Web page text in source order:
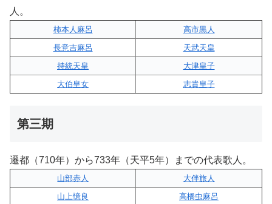
人。
柿本人麻呂
高市黒人
長意吉麻呂
天武天皇
持統天皇
大津皇子
大伯皇女
志貴皇子
第三期
遷都（710年）から733年（天平5年）までの代表歌人。
山部赤人
大伴旅人
山上憶良
高橋虫麻呂